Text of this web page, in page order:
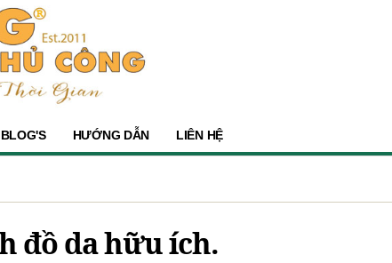
BLOG'S HƯỚNG DẪN LIÊN HỆ
đồ da hữu ích.